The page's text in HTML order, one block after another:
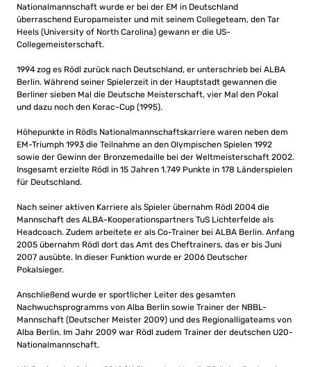
Nationalmannschaft wurde er bei der EM in Deutschland
überraschend Europameister und mit seinem Collegeteam, den Tar
Heels (University of North Carolina) gewann er die US-
Collegemeisterschaft.
1994 zog es Rödl zurück nach Deutschland, er unterschrieb bei ALBA
Berlin. Während seiner Spielerzeit in der Hauptstadt gewannen die
Berliner sieben Mal die Deutsche Meisterschaft, vier Mal den Pokal
und dazu noch den Korac-Cup (1995).
Höhepunkte in Rödls Nationalmannschaftskarriere waren neben dem
EM-Triumph 1993 die Teilnahme an den Olympischen Spielen 1992
sowie der Gewinn der Bronzemedaille bei der Weltmeisterschaft 2002.
Insgesamt erzielte Rödl in 15 Jahren 1.749 Punkte in 178 Länderspielen
für Deutschland.
Nach seiner aktiven Karriere als Spieler übernahm Rödl 2004 die
Mannschaft des ALBA-Kooperationspartners TuS Lichterfelde als
Headcoach. Zudem arbeitete er als Co-Trainer bei ALBA Berlin. Anfang
2005 übernahm Rödl dort das Amt des Cheftrainers, das er bis Juni
2007 ausübte. In dieser Funktion wurde er 2006 Deutscher
Pokalsieger.
Anschließend wurde er sportlicher Leiter des gesamten
Nachwuchsprogramms von Alba Berlin sowie Trainer der NBBL-
Mannschaft (Deutscher Meister 2009) und des Regionalligateams von
Alba Berlin. Im Jahr 2009 war Rödl zudem Trainer der deutschen U20-
Nationalmannschaft.